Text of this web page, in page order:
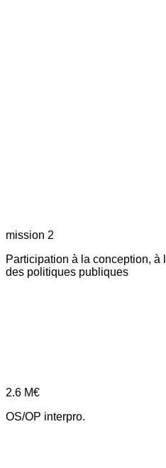
mission 2
Participation à la conception, à
des politiques publiques
2.6 M€
OS/OP interpro.